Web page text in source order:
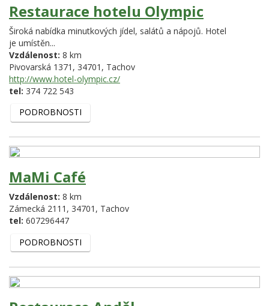
Restaurace hotelu Olympic
Široká nabídka minutkových jídel, salátů a nápojů. Hotel
je umístěn...
Vzdálenost: 8 km
Pivovarská 1371, 34701, Tachov
http://www.hotel-olympic.cz/
tel: 374 722 543
PODROBNOSTI
MaMi Café
Vzdálenost: 8 km
Zámecká 2111, 34701, Tachov
tel: 607296447
PODROBNOSTI